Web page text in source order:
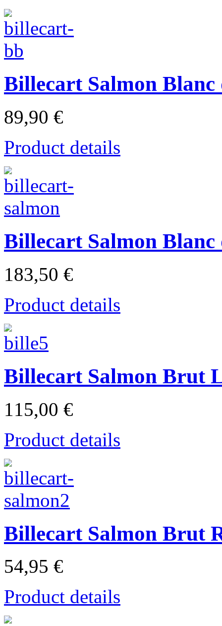
Billecart Salmon Blanc
89,90 €
Product details
Billecart Salmon Blanc
183,50 €
Product details
Billecart Salmon Brut
115,00 €
Product details
Billecart Salmon Brut
54,95 €
Product details